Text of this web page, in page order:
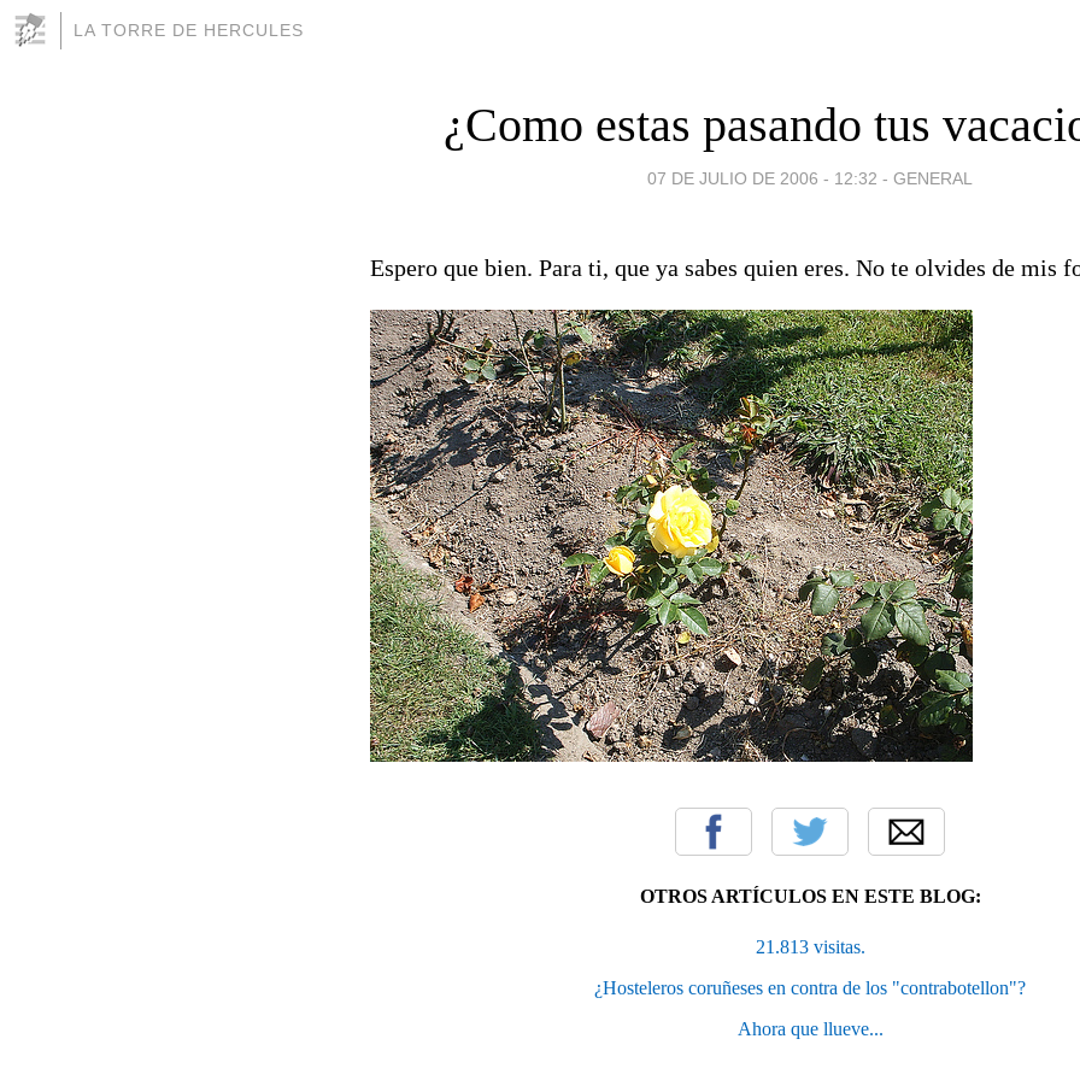
LA TORRE DE HERCULES
¿Como estas pasando tus
07 DE JULIO DE 2006 - 12:32 - GENERAL
Espero que bien. Para ti, que ya sabes quien eres. No te olvides de mis
OTROS ARTÍCULOS EN ESTE BLOG:
21.813 visitas.
¿Hosteleros coruñeses en contra de los "contrabotellon"?
Ahora que llueve...